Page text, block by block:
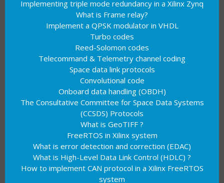
Implementing triple mode redundancy in a Xilinx Zynq
What is Frame relay?
Implement a QPSK modulator in VHDL
Turbo codes
Reed-Solomon codes
Telecommand & Telemetry channel coding
Space data link protocols
Convolutional code
Onboard data handling (OBDH)
The Consultative Committee for Space Data Systems
(CCSDS) Protocols
What is GeoTIFF ?
FreeRTOS in Xilinx system
What is error detection and correction (EDAC)
What is High-Level Data Link Control (HDLC) ?
How to implement CAN protocol in a Xilinx FreeRTOS
system